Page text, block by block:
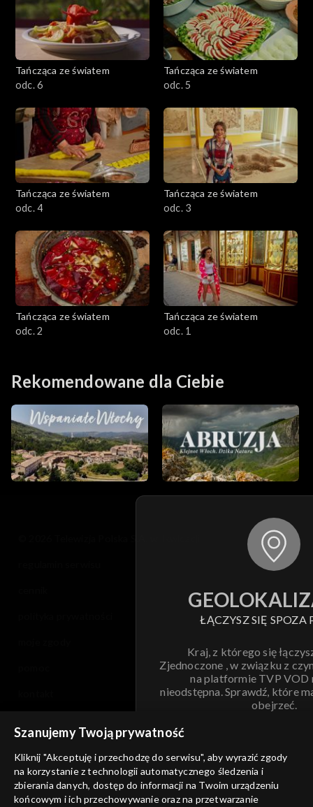
Tańcząca ze światem
odc. 6
Tańcząca ze światem
odc. 5
Tańcząca ze światem
odc. 4
Tańcząca ze światem
odc. 3
Tańcząca ze światem
odc. 2
Tańcząca ze światem
odc. 1
Rekomendowane dla Ciebie
ŁĄCZYSZ SIĘ SPOZA
Kraj, z którego się
Zjednoczone , w związku z
na platformie TVP VOD
nieodstępna. Sprawdź, które
obejrzeć.
ANULUJ
informacje o dostawcy usług
Szanujemy Twoją prywatność
Kliknij "Akceptuję i przechodzę do serwisu", aby wyrazić zgody
na korzystanie z technologii automatycznego śledzenia i
zbierania danych, dostęp do informacji na Twoim urządzeniu
końcowym i ich przechowywanie oraz na przetwarzanie